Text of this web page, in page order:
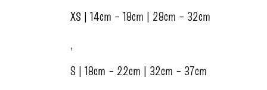
XS | 14cm – 18cm | 28cm – 32cm
,
S | 18cm – 22cm | 32cm – 37cm